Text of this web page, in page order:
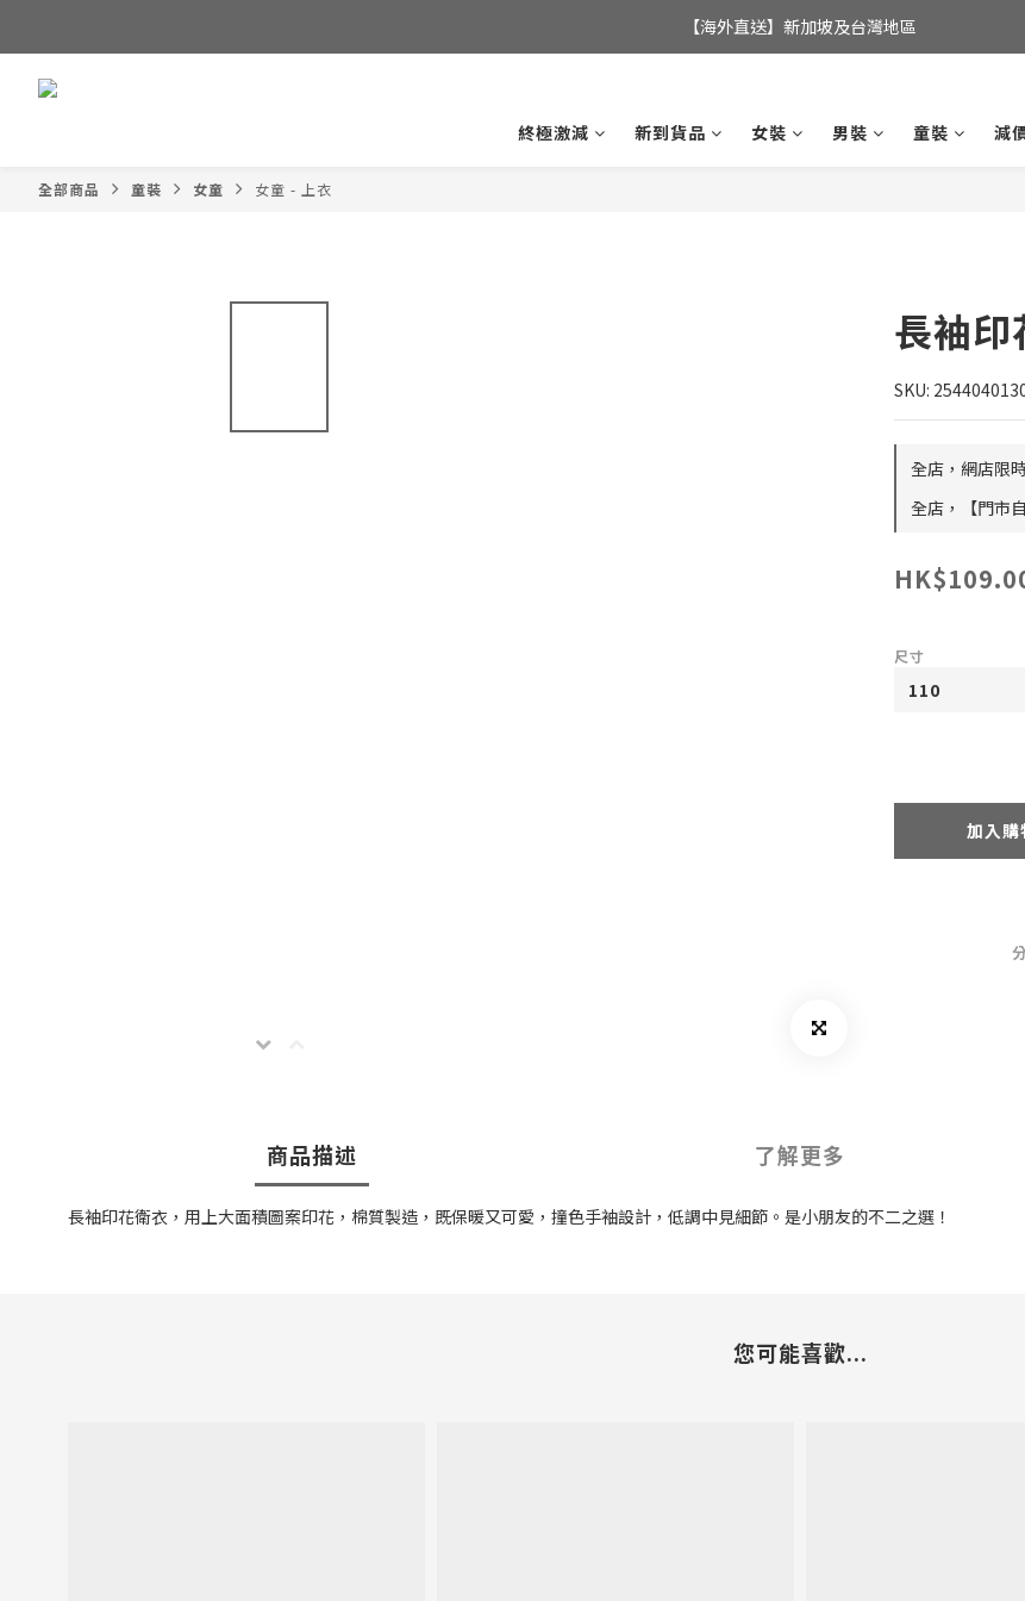
全店滿$350，即可享港澳地區免運費;
【海外直送】新加坡及台灣地區
終極激減
新到貨品 女裝 男裝 童裝 減
全部商品 童裝 女童 女童 - 上衣
長袖印
SKU:
全店，網店限
全店，【門市
尺寸
加入購
商品描述 了解更多
長袖印花衛衣，用上大面積圖案印花，棉質製造，既保暖又可愛，撞色手袖設計，低調中見細節。是小朋友的不二之選！
您可能喜歡...